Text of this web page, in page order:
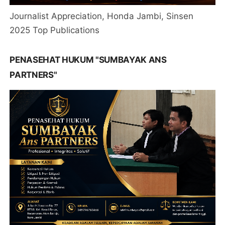
Journalist Appreciation, Honda Jambi, Sinsen
2025 Top Publications
PENASEHAT HUKUM "SUMBAYAK ANS
PARTNERS"